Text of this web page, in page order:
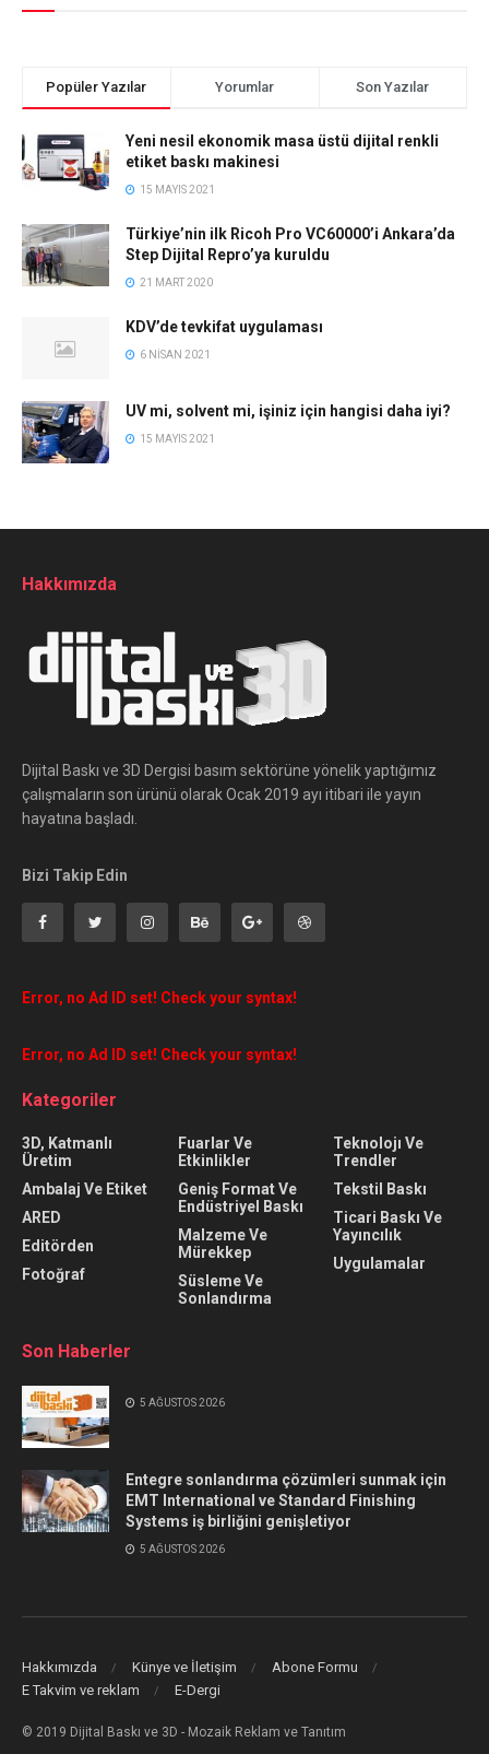
Popüler Yazılar Yorumlar Son Yazılar
Yeni nesil ekonomik masa üstü dijital renkli
etiket baskı makinesi
15 MAYIS 2021
Türkiye’nin ilk Ricoh Pro VC60000’i Ankara’da
Step Dijital Repro’ya kuruldu
21 MART 2020
KDV’de tevkifat uygulaması
6 NISAN 2021
UV mi, solvent mi, işiniz için hangisi daha iyi?
15 MAYIS 2021
Hakkımızda
Dijital Baskı ve 3D Dergisi basım sektörüne yönelik yaptığımız
çalışmaların son ürünü olarak Ocak 2019 ayı itibari ile yayın
hayatına başladı.
Bizi Takip Edin
Error, no Ad ID set! Check your syntax!
Error, no Ad ID set! Check your syntax!
Kategoriler
3D, Katmanlı
Üretim
Ambalaj Ve Etiket
ARED
Editörden
Fotoğraf
Fuarlar Ve
Etkinlikler
Geniş Format Ve
Endüstriyel Baskı
Malzeme Ve
Mürekkep
Süsleme Ve
Sonlandırma
Teknolojı Ve
Trendler
Tekstil Baskı
Ticari Baskı Ve
Yayıncılık
Uygulamalar
Son Haberler
5 AĞUSTOS 2026
Entegre sonlandırma çözümleri sunmak için
EMT International ve Standard Finishing
Systems iş birliğini genişletiyor
5 AĞUSTOS 2026
Hakkımızda Künye ve İletişim
Abone Formu
E Takvim ve reklam
E-Dergi
© 2019 Dijital Baskı ve 3D - Mozaik Reklam ve Tanıtım